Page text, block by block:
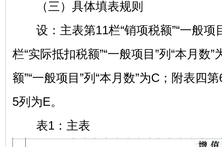
（三）具体填表规则
设：主表第11栏“销项税额”“一般项
栏“实际抵扣税额”“一般项目”列“本月数
额”“一般项目”列“本月数”为C；附表四
5列为E。
表1：主表